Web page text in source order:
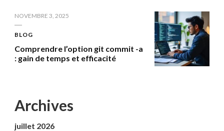
NOVEMBRE 3, 2025
BLOG
Comprendre l’option git commit -a
: gain de temps et efficacité
Archives
juillet 2026